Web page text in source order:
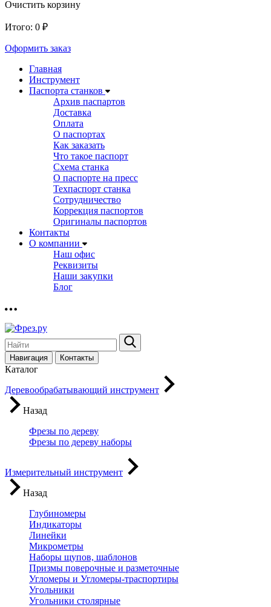
Очистить корзину
Итого: 0 ₽
Оформить заказ
Главная
Инструмент
Паспорта станков
Архив паспартов
Доставка
Оплата
О паспортах
Как заказать
Что такое паспорт
Схема станка
О паспорте на пресс
Техпаспорт станка
Сотрудничество
Коррекция паспортов
Оригиналы паспортов
Контакты
О компании
Наш офис
Реквизиты
Наши закупки
Блог
Навигация Контакты
Каталог
Деревообрабатывающий инструмент
Назад
Фрезы по дереву
Фрезы по дереву наборы
Измерительный инструмент
Назад
Глубиномеры
Индикаторы
Линейки
Микрометры
Наборы щупов, шаблонов
Призмы поверочные и разметочные
Угломеры и Угломеры-траспортиры
Угольники
Угольники столярные